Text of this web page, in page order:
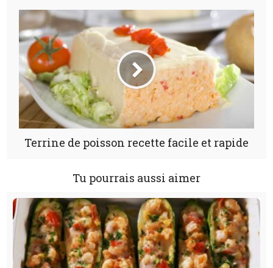
Terrine de poisson recette facile et rapide
Tu pourrais aussi aimer